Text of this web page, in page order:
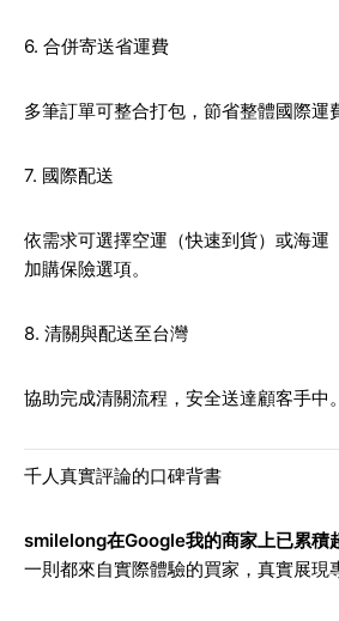
6. 合併寄送省運費
多筆訂單可整合打包，節省整體國際運
7. 國際配送
依需求可選擇空運（快速到貨）或海運
加購保險選項。
8. 清關與配送至台灣
協助完成清關流程，安全送達顧客手中。
千人真實評論的口碑背書
smilelong在Google我的商家上已累積
一則都來自實際體驗的買家，真實展現